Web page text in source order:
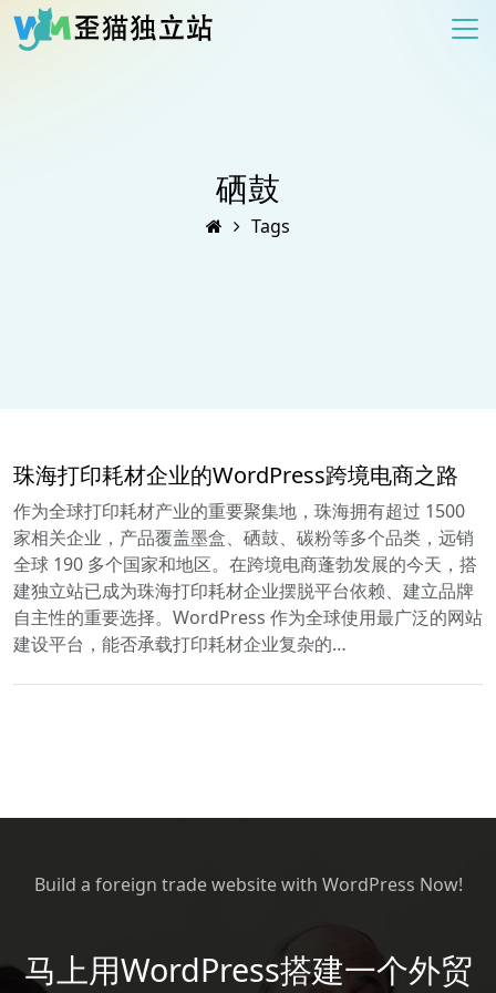
硒鼓
Tags
珠海打印耗材企业的WordPress跨境电商之路
作为全球打印耗材产业的重要聚集地，珠海拥有超过 1500
家相关企业，产品覆盖墨盒、硒鼓、碳粉等多个品类，远销
全球 190 多个国家和地区。在跨境电商蓬勃发展的今天，搭
建独立站已成为珠海打印耗材企业摆脱平台依赖、建立品牌
自主性的重要选择。WordPress 作为全球使用最广泛的网站
建设平台，能否承载打印耗材企业复杂的…
Build a foreign trade website with WordPress Now!
马上用WordPress搭建一个外贸